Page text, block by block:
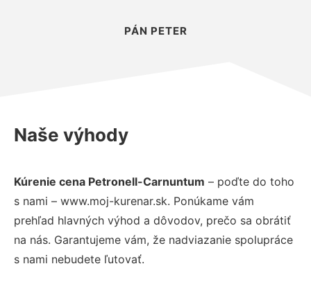
PÁN PETER
Naše výhody
Kúrenie cena Petronell-Carnuntum – poďte do toho
s nami – www.moj-kurenar.sk. Ponúkame vám
prehľad hlavných výhod a dôvodov, prečo sa obrátiť
na nás. Garantujeme vám, že nadviazanie spolupráce
s nami nebudete ľutovať.